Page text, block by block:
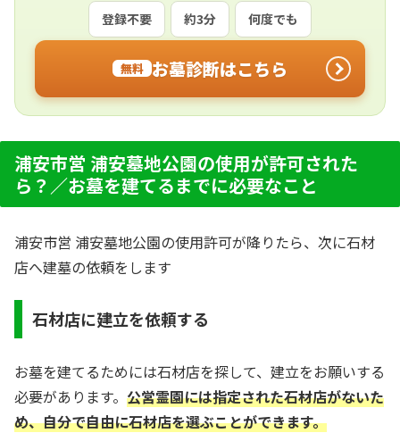
登録不要 約3分 何度でも
無料 お墓診断はこちら
浦安市営 浦安墓地公園の使用が許可された
ら？／お墓を建てるまでに必要なこと
浦安市営 浦安墓地公園の使用許可が降りたら、次に石材
店へ建墓の依頼をします
石材店に建立を依頼する
お墓を建てるためには石材店を探して、建立をお願いする
必要があります。 公営霊園には指定された石材店がないた
め、自分で自由に石材店を選ぶことができます。